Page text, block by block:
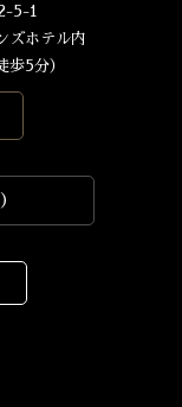
5-1
ズホテル内
歩5分）